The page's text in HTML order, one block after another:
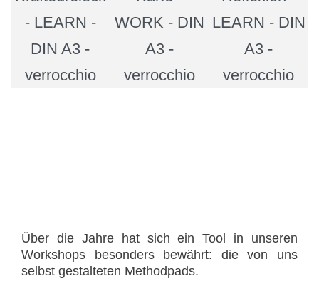
Über die Jahre hat sich ein Tool in unseren
Workshops besonders bewährt: die von uns
selbst gestalteten Methodpads.